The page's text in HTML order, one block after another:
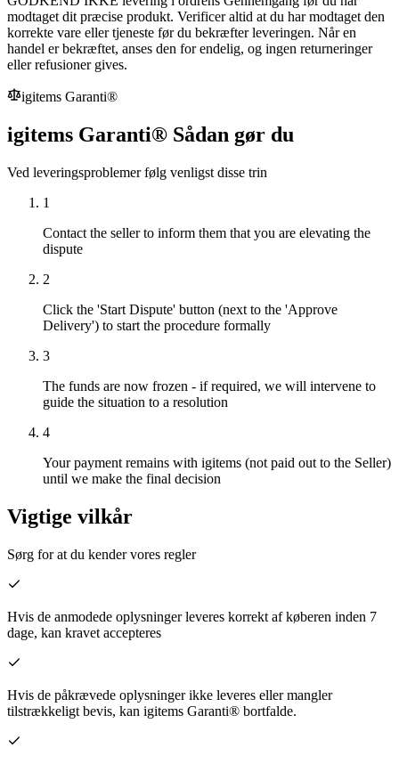
modtaget dit præcise produkt. Verificer altid at du har modtaget den
korrekte vare eller tjeneste før du bekræfter leveringen. Når en
handel er bekræftet, anses den for endelig, og ingen returneringer
eller refusioner gives.
igitems Garanti®
igitems Garanti® Sådan gør du
Ved leveringsproblemer følg venligst disse trin
1
Contact the seller to inform them that you are elevating the
dispute
2
Click the 'Start Dispute' button (next to the 'Approve
Delivery') to start the procedure formally
3
The funds are now frozen - if required, we will intervene to
guide the situation to a resolution
4
Your payment remains with igitems (not paid out to the Seller)
until we make the final decision
Vigtige vilkår
Sørg for at du kender vores regler
Hvis de anmodede oplysninger leveres korrekt af køberen inden 7
dage, kan kravet accepteres
Hvis de påkrævede oplysninger ikke leveres eller mangler
tilstrækkeligt bevis, kan igitems Garanti® bortfalde.